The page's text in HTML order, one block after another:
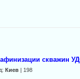
скважин
Киев| 198